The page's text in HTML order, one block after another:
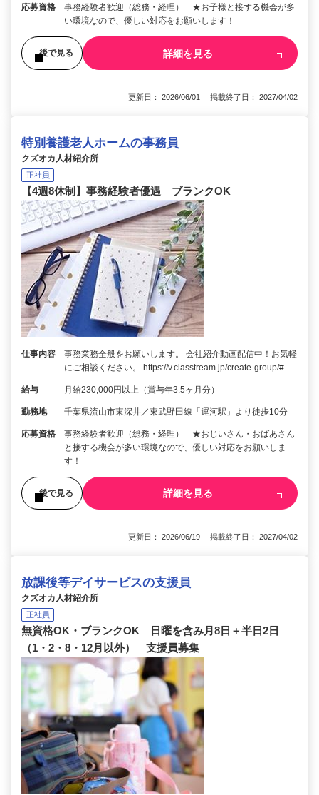
応募資格
事務経験者歓迎（総務・経理） ★お子様と接する機会が多
い環境なので、優しい対応をお願いします！
後で見る 詳細を見る
更新日： 2026/06/01 掲載終了日： 2027/04/02
特別養護老人ホームの事務員
クズオカ人材紹介所
正社員
【4週8休制】事務経験者優遇 ブランクOK
仕事内容
事務業務全般をお願いします。 会社紹介動画配信中！お気軽
にご相談ください。 https://v.classtream.jp/create-group/#…
給与 月給230,000円以上（賞与年3.5ヶ月分）
勤務地 千葉県流山市東深井／東武野田線「運河駅」より徒歩10分
応募資格
事務経験者歓迎（総務・経理） ★おじいさん・おばあさん
と接する機会が多い環境なので、優しい対応をお願いしま
す！
後で見る 詳細を見る
更新日： 2026/06/19 掲載終了日： 2027/04/02
放課後等デイサービスの支援員
クズオカ人材紹介所
正社員
無資格OK・ブランクOK 日曜を含み月8日＋半日2日
（1・2・8・12月以外） 支援員募集